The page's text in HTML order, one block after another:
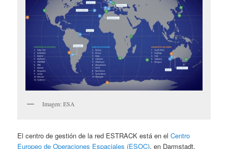
Imagen: ESA
El centro de gestión de la red ESTRACK está en elCentro
Europeo de Operaciones Espaciales (ESOC), en Darmstadt,